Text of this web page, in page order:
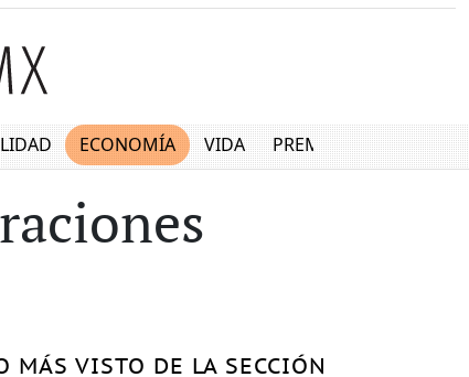
ECONOMÍA VIDA PREMIUM
MÁS VISTO DE LA SECCIÓN